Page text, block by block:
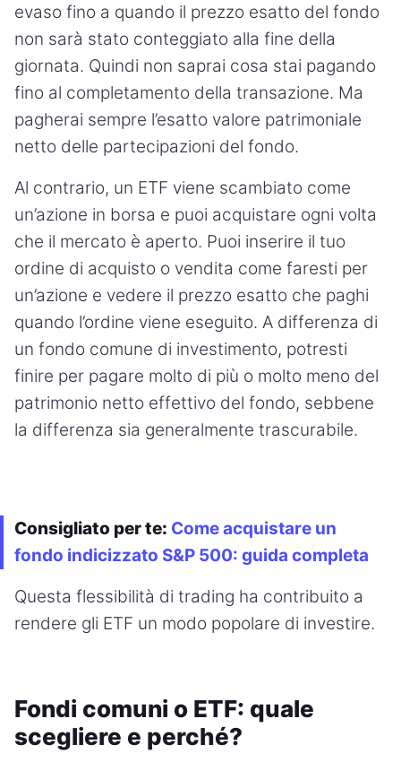
evaso fino a quando il prezzo esatto del fondo
non sarà stato conteggiato alla fine della
giornata. Quindi non saprai cosa stai pagando
fino al completamento della transazione. Ma
pagherai sempre l’esatto valore patrimoniale
netto delle partecipazioni del fondo.
Al contrario, un ETF viene scambiato come
un’azione in borsa e puoi acquistare ogni volta
che il mercato è aperto. Puoi inserire il tuo
ordine di acquisto o vendita come faresti per
un’azione e vedere il prezzo esatto che paghi
quando l’ordine viene eseguito. A differenza di
un fondo comune di investimento, potresti
finire per pagare molto di più o molto meno del
patrimonio netto effettivo del fondo, sebbene
la differenza sia generalmente trascurabile.
Consigliato per te: Come acquistare un
fondo indicizzato S&P 500: guida completa
Questa flessibilità di trading ha contribuito a
rendere gli ETF un modo popolare di investire.
Fondi comuni o ETF: quale
scegliere e perché?